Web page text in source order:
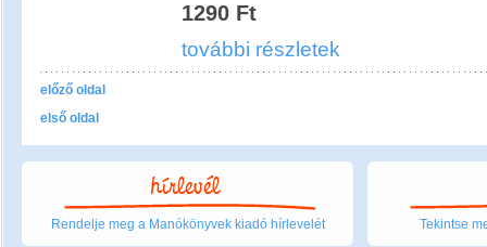
1290 Ft
további részletek
előző oldal
első oldal
Rendelje meg a Manókönyvek kiadó hírlevelét Tekintse